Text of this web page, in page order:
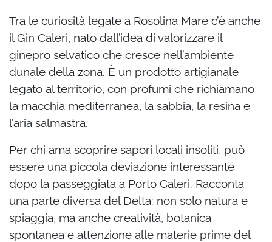
Tra le curiosità legate a Rosolina Mare c’è anche
il Gin Caleri, nato dall’idea di valorizzare il
ginepro selvatico che cresce nell’ambiente
dunale della zona. È un prodotto artigianale
legato al territorio, con profumi che richiamano
la macchia mediterranea, la sabbia, la resina e
l’aria salmastra.
Per chi ama scoprire sapori locali insoliti, può
essere una piccola deviazione interessante
dopo la passeggiata a Porto Caleri. Racconta
una parte diversa del Delta: non solo natura e
spiaggia, ma anche creatività, botanica
spontanea e attenzione alle materie prime del